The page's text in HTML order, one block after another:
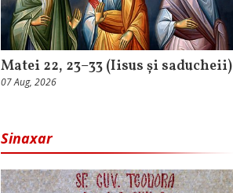
Matei 22, 23–33 (Iisus și saducheii)
07 Aug, 2026
Sinaxar